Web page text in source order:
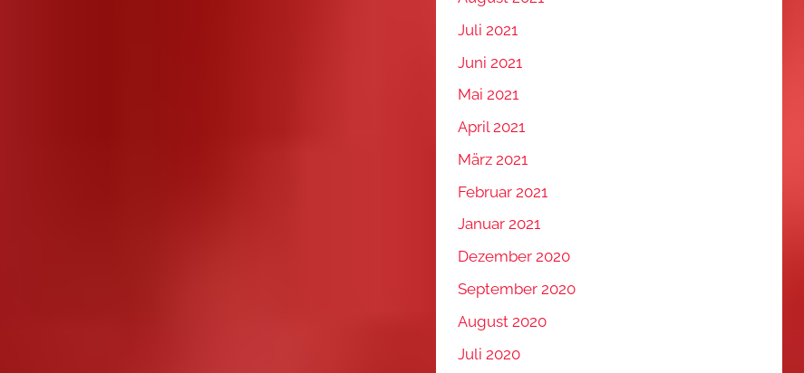
Juli 2021
Juni 2021
Mai 2021
April 2021
März 2021
Februar 2021
Januar 2021
Dezember 2020
September 2020
August 2020
Juli 2020